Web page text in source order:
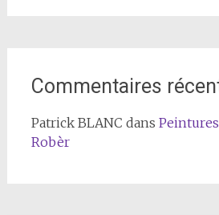
Commentaires
Patrick BLANC dans
Robèr